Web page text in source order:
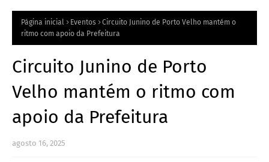
RPágina inicial Eventos
Circuito Junino de Porto Velho mantém o
ritmo com apoio da Prefeitura
Circuito Junino de Porto
Velho mantém o ritmo com
apoio da Prefeitura
agosto 16, 2025